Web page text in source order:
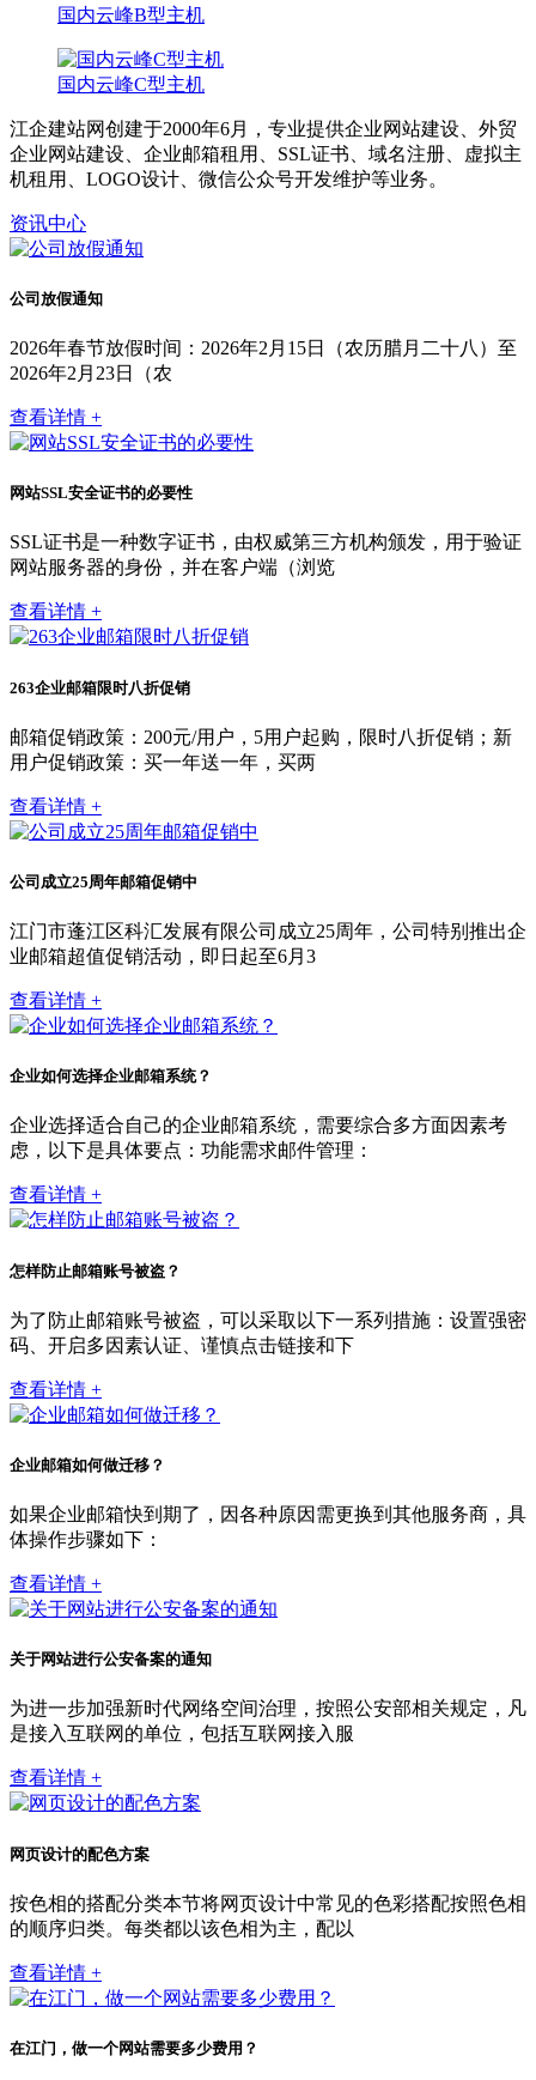
国内云峰B型主机
国内云峰C型主机
江企建站网创建于2000年6月，专业提供企业网站建设、外贸
企业网站建设、企业邮箱租用、SSL证书、域名注册、虚拟主
机租用、LOGO设计、微信公众号开发维护等业务。
资讯中心
公司放假通知
2026年春节放假时间：2026年2月15日（农历腊月二十八）至
2026年2月23日（农
查看详情 +
网站SSL安全证书的必要性
SSL证书是一种数字证书，由权威第三方机构颁发，用于验证
网站服务器的身份，并在客户端（浏览
查看详情 +
263企业邮箱限时八折促销
邮箱促销政策：200元/用户，5用户起购，限时八折促销；新
用户促销政策：买一年送一年，买两
查看详情 +
公司成立25周年邮箱促销中
江门市蓬江区科汇发展有限公司成立25周年，公司特别推出企
业邮箱超值促销活动，即日起至6月3
查看详情 +
企业如何选择企业邮箱系统？
企业选择适合自己的企业邮箱系统，需要综合多方面因素考
虑，以下是具体要点：功能需求邮件管理：
查看详情 +
怎样防止邮箱账号被盗？
为了防止邮箱账号被盗，可以采取以下一系列措施：设置强密
码、开启多因素认证、谨慎点击链接和下
查看详情 +
企业邮箱如何做迁移？
如果企业邮箱快到期了，因各种原因需更换到其他服务商，具
体操作步骤如下：
查看详情 +
关于网站进行公安备案的通知
为进一步加强新时代网络空间治理，按照公安部相关规定，凡
是接入互联网的单位，包括互联网接入服
查看详情 +
网页设计的配色方案
按色相的搭配分类本节将网页设计中常见的色彩搭配按照色相
的顺序归类。每类都以该色相为主，配以
查看详情 +
在江门，做一个网站需要多少费用？